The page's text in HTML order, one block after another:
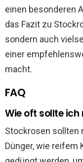
einen besonderen
das Fazit zu
sondern auch
einer
macht.
FAQ
Wie oft sollte ich
Stockrosen sollten
Dünger, wie reifem